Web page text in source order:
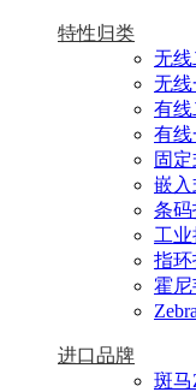
特性归类
无
无
有
有
固
嵌入
条码
工
指
霍尼
进口品牌
斑马